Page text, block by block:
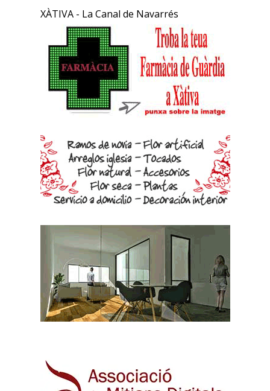
XÀTIVA - La Canal de Navarrés